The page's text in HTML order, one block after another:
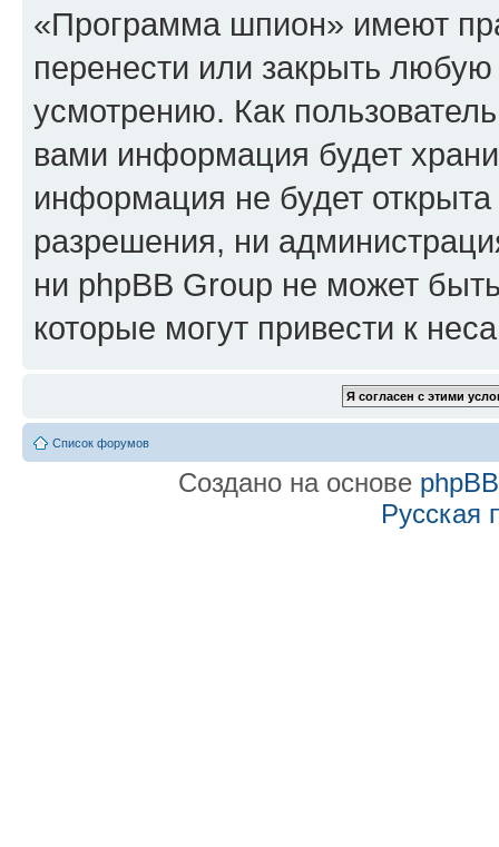
«Программа шпион» имеют
перенести или закрыть
усмотрению. Как
вами информация будет
информация не будет
разрешения, ни
ни phpBB Group не может
которые могут привести к
Список форумов
Создано на основе phpBB
Русская